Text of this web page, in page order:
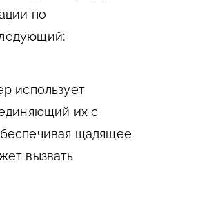
по
использует
их с
щадящее
вызвать